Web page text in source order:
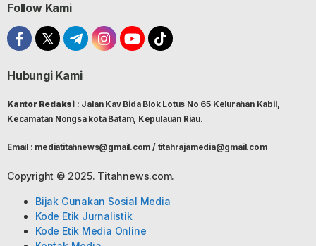
Follow Kami
Hubungi Kami
Kantor Redaksi : Jalan Kav Bida Blok Lotus No 65 Kelurahan Kabil,
Kecamatan Nongsa kota Batam, Kepulauan Riau.
Email : mediatitahnews@gmail.com / titahrajamedia@gmail.com
Copyright © 2025. Titahnews.com.
Bijak Gunakan Sosial Media
Kode Etik Jurnalistik
Kode Etik Media Online